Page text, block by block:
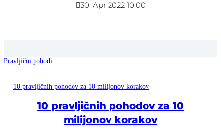
30. Apr 2022 10:00
Pravljični pohodi
10 pravljičnih pohodov za 10 milijonov korakov
10 pravljičnih pohodov za 10
milijonov korakov